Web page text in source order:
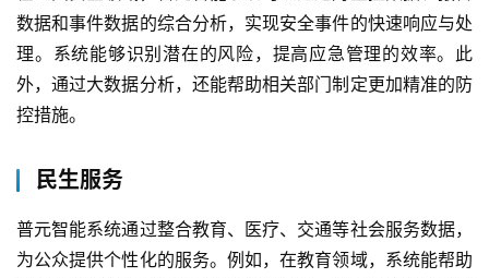
数据和事件数据的综合分析，实现安全事件的快速响应与处
理。系统能够识别潜在的风险，提高应急管理的效率。此
外，通过大数据分析，还能帮助相关部门制定更加精准的防
控措施。
民生服务
普元智能系统通过整合教育、医疗、交通等社会服务数据，
为公众提供个性化的服务。例如，在教育领域，系统能帮助